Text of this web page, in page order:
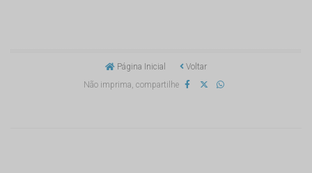
Página Inicial
Voltar
Não imprima, compartilhe